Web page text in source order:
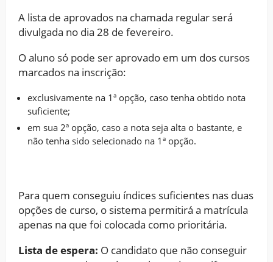
A lista de aprovados na chamada regular será
divulgada no dia 28 de fevereiro.
O aluno só pode ser aprovado em um dos cursos
marcados na inscrição:
exclusivamente na 1ª opção, caso tenha obtido nota
suficiente;
em sua 2ª opção, caso a nota seja alta o bastante, e
não tenha sido selecionado na 1ª opção.
Para quem conseguiu índices suficientes nas duas
opções de curso, o sistema permitirá a matrícula
apenas na que foi colocada como prioritária.
Lista de espera: O candidato que não conseguir